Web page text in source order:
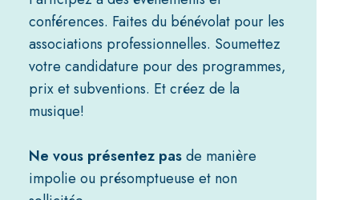
conférences. Faites du bénévolat pour les
associations professionnelles. Soumettez
votre candidature pour des programmes,
prix et subventions. Et créez de la
musique!
Ne vous présentez pasde manière
impolie ou présomptueuse et non